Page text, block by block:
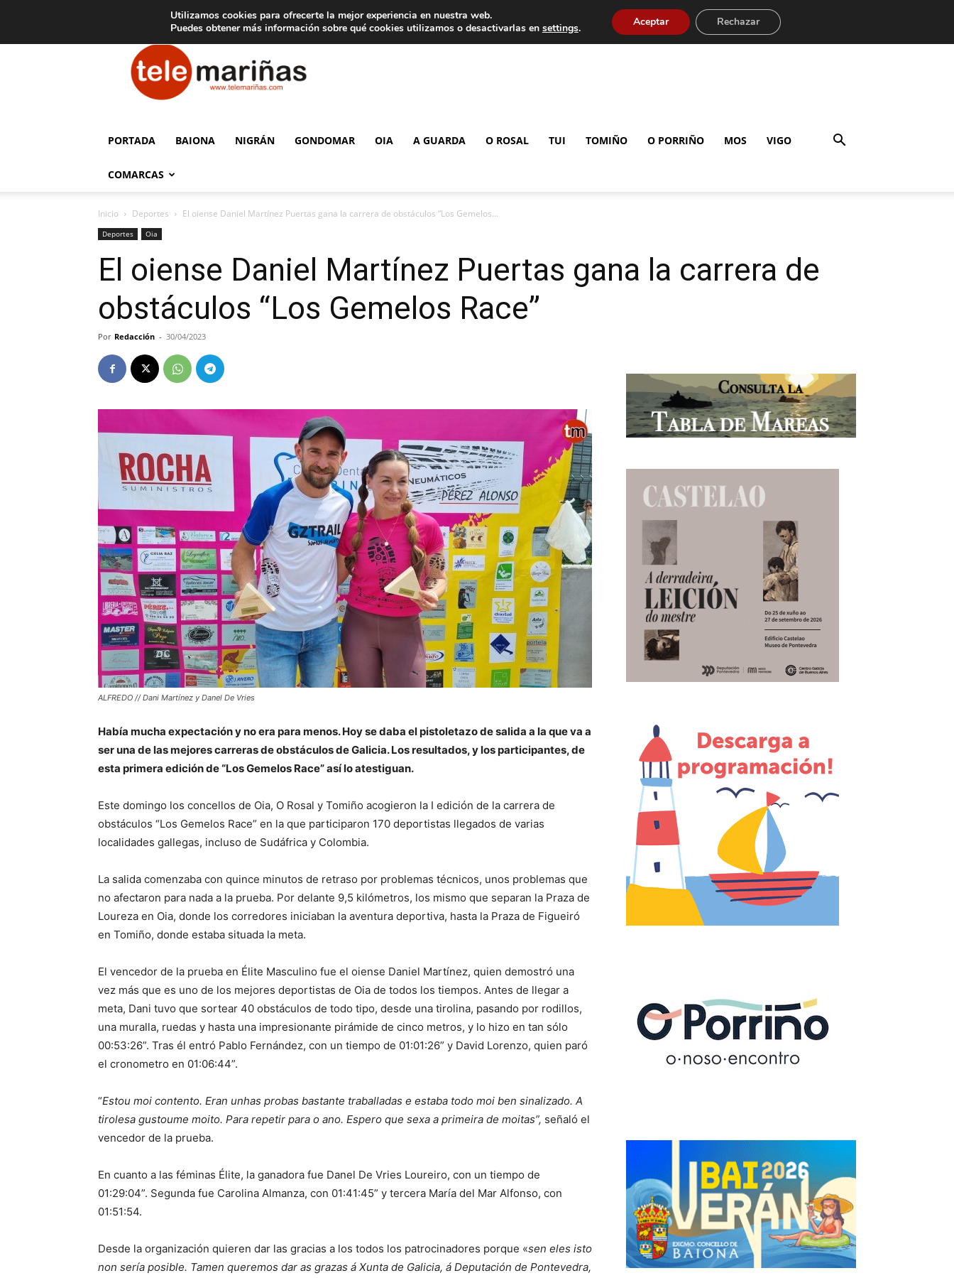
Aviso legal Tarifas de publicidad
Telemariñas
PORTADA BAIONA NIGRÁN GONDOMAR OIA A GUARDA O ROSAL TUI TOMIÑO O PORRIÑO MOS VIGO
COMARCAS
Inicio Deportes El oiense Daniel Martínez Puertas gana la carrera de obstáculos “Los Gemelos...
Deportes Oia
El oiense Daniel Martínez Puertas gana la carrera de
obstáculos “Los Gemelos Race”
Por Redacción - 30/04/2023
ALFREDO // Dani Martínez y Danel De Vries
Había mucha expectación y no era para menos. Hoy se daba el pistoletazo de salida a la que va a
ser una de las mejores carreras de obstáculos de Galicia. Los resultados, y los participantes, de
esta primera edición de “Los Gemelos Race” así lo atestiguan.
Este domingo los concellos de Oia, O Rosal y Tomiño acogieron la I edición de la carrera de
obstáculos “Los Gemelos Race” en la que participaron 170 deportistas llegados de varias
localidades gallegas, incluso de Sudáfrica y Colombia.
La salida comenzaba con quince minutos de retraso por problemas técnicos, unos problemas que
no afectaron para nada a la prueba. Por delante 9,5 kilómetros, los mismo que separan la Praza de
Loureza en Oia, donde los corredores iniciaban la aventura deportiva, hasta la Praza de Figueiró
en Tomiño, donde estaba situada la meta.
El vencedor de la prueba en Élite Masculino fue el oiense Daniel Martínez, quien demostró una
vez más que es uno de los mejores deportistas de Oia de todos los tiempos. Antes de llegar a
meta, Dani tuvo que sortear 40 obstáculos de todo tipo, desde una tirolina, pasando por rodillos,
una muralla, ruedas y hasta una impresionante pirámide de cinco metros, y lo hizo en tan sólo
00:53:26”. Tras él entró Pablo Fernández, con un tiempo de 01:01:26” y David Lorenzo, quien paró
el cronometro en 01:06:44”.
“Estou moi contento. Eran unhas probas bastante traballadas e estaba todo moi ben sinalizado. A
tirolesa gustoume moito. Para repetir para o ano. Espero que sexa a primeira de moitas”, señaló el
vencedor de la prueba.
En cuanto a las féminas Élite, la ganadora fue Danel De Vries Loureiro, con un tiempo de
01:29:04”. Segunda fue Carolina Almanza, con 01:41:45” y tercera María del Mar Alfonso, con
01:51:54.
Desde la organización quieren dar las gracias a los todos los patrocinadores porque «sen eles isto
non sería posible. Tamen queremos dar as grazas á Xunta de Galicia, á Deputación de Pontevedra,
Utilizamos cookies para ofrecerte la mejor experiencia en nuestra web.
Puedes obtener más información sobre qué cookies utilizamos o desactivarlas en settings. Aceptar Rechazar